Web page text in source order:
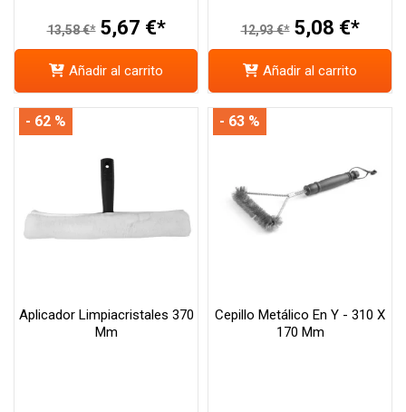
13,58 €* 5,67 €*
Añadir al carrito
12,93 €* 5,08 €*
Añadir al carrito
Aplicador Limpiacristales 370
Mm
- 62 %
Cepillo Metálico En Y - 310 X
170 Mm
- 63 %